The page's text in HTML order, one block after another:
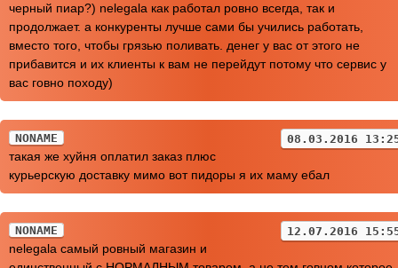
черный пиар?) nelegala как работал ровно всегда, так и
продолжает. а конкуренты лучше сами бы учились работать,
вместо того, чтобы грязью поливать. денег у вас от этого не
прибавится и их клиенты к вам не перейдут потому что сервис у
вас говно походу)
NONAME 08.03.2016
такая же хуйня оплатил заказ плюс
курьерскую доставку мимо вот пидоры я их маму ебал
NONAME 12.07.2016
nelegala самый ровный магазин и